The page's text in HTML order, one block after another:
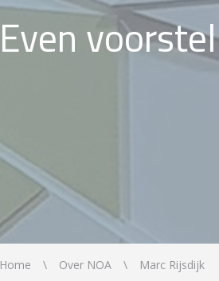
Even
Home Over NOA Marc Rijsdijk